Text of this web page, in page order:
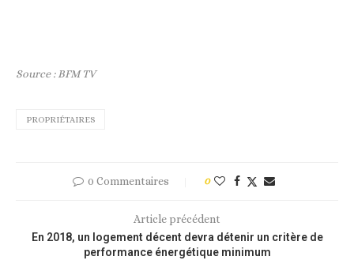
Source : BFM TV
PROPRIÉTAIRES
0 Commentaires 0
Article précédent
En 2018, un logement décent devra détenir un critère de
performance énergétique minimum